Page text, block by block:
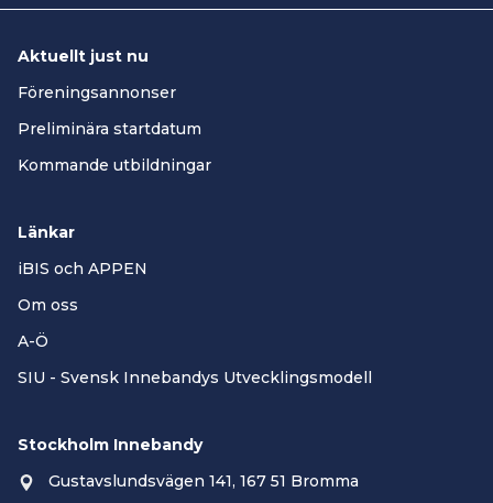
Aktuellt just nu
Föreningsannonser
Preliminära startdatum
Kommande utbildningar
Länkar
iBIS och APPEN
Om oss
A-Ö
SIU - Svensk Innebandys Utvecklingsmodell
Stockholm Innebandy
Gustavslundsvägen 141, 167 51 Bromma